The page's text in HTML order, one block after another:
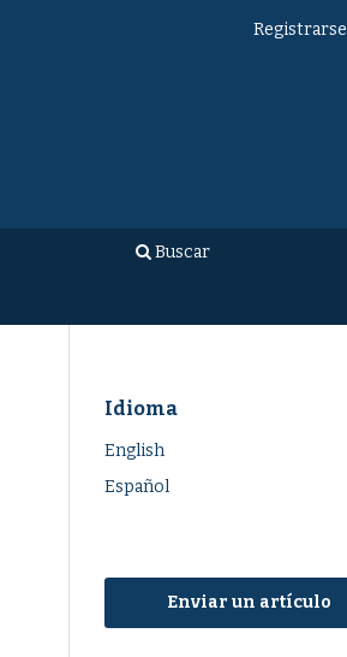
Buscar
Registrarse
Idioma
English
Español
Enviar un artículo